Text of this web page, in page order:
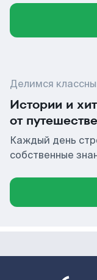
Делимся
Истории и
от
Каждый день
собственные